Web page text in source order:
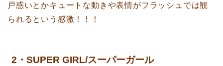
戸惑いとかキュートな動きや表情がフラッシュでは観
られるという感激！！！
2・SUPER GIRL/スーパーガール